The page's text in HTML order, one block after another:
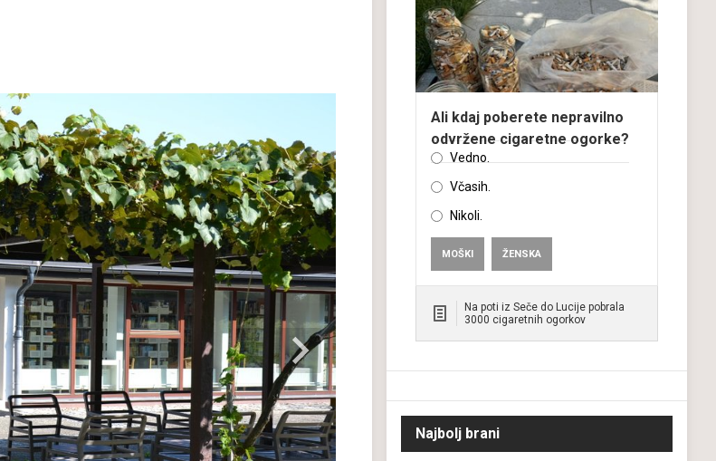
Ali kdaj poberete nepravilno
odvržene cigaretne ogorke?
Vedno.
Včasih.
Nikoli.
MOŠKI ŽENSKA
Na poti iz Seče do Lucije pobrala
3000 cigaretnih ogorkov
Najbolj brani